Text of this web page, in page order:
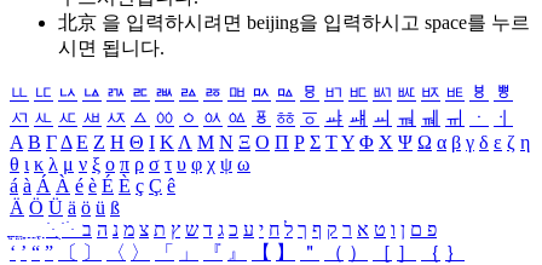
北京 을 입력하시려면 beijing을 입력하시고 space를 누르
시면 됩니다.
ㅥ ㅦ ㅧ ㅨ ㅩ ㅪ ㅫ ㅬ ㅭ ㅮ ㅯ ㅰ ㅱ ㅲ ㅳ ㅴ ㅵ ㅶ ㅷ ㅸ
ㅹ
ㅺ ㅻ ㅼ ㅽ ㅾ ㅿ ㆀ ㆁ ㆂ ㆃ ㆄ ㆅ ㆆ ㆇ ㆈ ㆉ ㆊ ㆋ ㆌ ㆍ
ㆎ
Α Β ΓΔ Ε Ζ Η Θ Ι ΚΛ Μ Ν Ξ Ο Π Ρ Σ ΤΥ Φ Χ Ψ Ω α β γ δ ε ζ η
θ ι κ λ μ ν ξ ο π ρ σ τ υ φ χ ψ ω
á à Á À é è É È ç Ç ê
Ä Ö Ü ä ö ü ß
ִֶֹ ֻּ ׁׂ פ ם ן ו ט א ר ק ף ך ל ח י ע כ ג ד ש ץ ת צ מ נ ה ב
‘ ’ “ ” 〔 〕 〈 〉 「 」 『 』 【 】 ＂ （ ） ［ ］ ｛ ｝